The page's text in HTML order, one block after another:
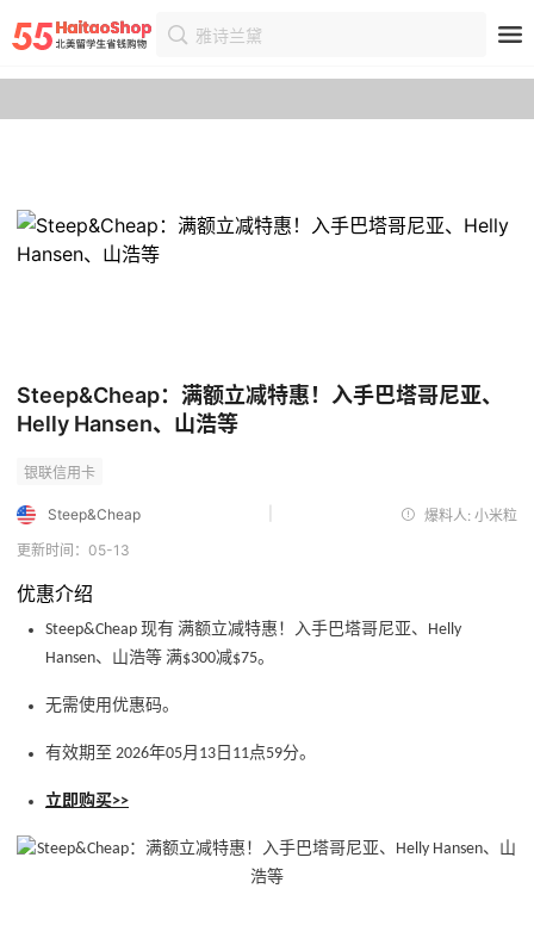
雅诗兰黛
首页 优惠 优惠详情
Steep&Cheap：满额立减特惠！入手巴塔哥尼亚、
Helly Hansen、山浩等
Steep&Cheap
爆料人: 小米粒
更新时间：05-13
优惠介绍
Steep&Cheap 现有 满额立减特惠！入手巴塔哥尼亚、Helly
Hansen、山浩等 满$300减$75。
无需使用优惠码。
有效期至 2026年05月13日11点59分。
立即购买>>